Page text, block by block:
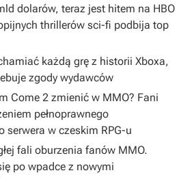
dolarów, teraz jest hitem na HBO
thrillerów sci-fi podbija top
każdą grę z historii Xboxa,
zgody wydawców
Come 2 zmienić w MMO? Fani
pełnoprawnego
serwera w czeskim RPG-u
fali oburzenia fanów MMO.
po wpadce z nowymi